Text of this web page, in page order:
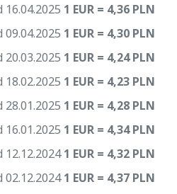
16.04.2025 1 EUR = 4,36 PLN
09.04.2025 1 EUR = 4,30 PLN
20.03.2025 1 EUR = 4,24 PLN
18.02.2025 1 EUR = 4,23 PLN
28.01.2025 1 EUR = 4,28 PLN
16.01.2025 1 EUR = 4,34 PLN
12.12.20241 EUR = 4,32 PLN
02.12.20241 EUR = 4,37 PLN